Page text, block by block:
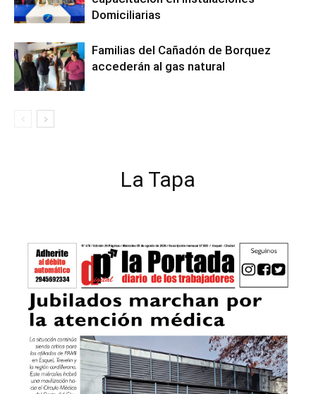
Domiciliarias
Familias del Cañadón de Borquez
accederán al gas natural
La Tapa